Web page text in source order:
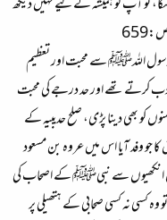
تو آپ کو ہمیشہ کے لیے نہیں دیکھ
رسول اللہﷺ سے محبت اور تعظیم
کرتے تھے اور حد درجے کی محبت
بھی دینا پڑی، صلح حدیبیہ کے
وفد آیا اس میں عروہ بن مسعود
کن انکھیوں سے نبیﷺ کے اصحاب کی
نہ کسی صحابی کے ہتھیلی پر